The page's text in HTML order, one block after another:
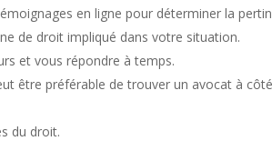
en ligne pour déterminer la
de droit impliqué dans votre situation.
et vous répondre à temps.
être préférable de trouver un avocat à
du droit.